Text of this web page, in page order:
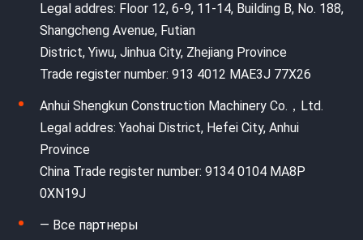
Legal addres: Floor 12, 6-9, 11-14, Building B, No. 188,
Shangcheng Avenue, Futian
District, Yiwu, Jinhua City, Zhejiang Province
Trade register number: 913 4012 MAE3J 77X26
Anhui Shengkun Construction Machinery Co.，Ltd.
Legal addres: Yaohai District, Hefei City, Anhui
Province
China Trade register number: 9134 0104 MA8P
0XN19J
— Все партнеры